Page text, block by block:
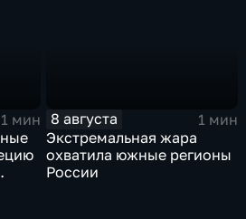
1 мин
8 августа
1 мин
Экстремальная жара
охватила южные регионы
России